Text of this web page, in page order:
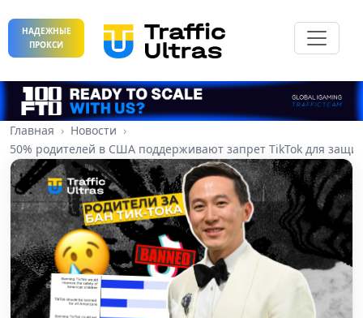
НАДЕЖНЫЕ
ПРОКСИ
Главная
Новости
50% родителей в США поддерживают запрет TikTok для